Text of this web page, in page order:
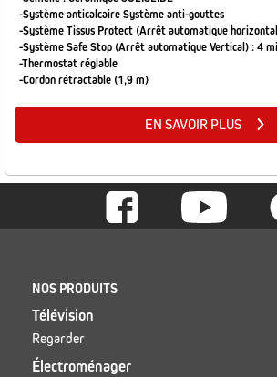
-Système anticalcaire Système anti-gouttes
-Système Tissus Protect (Arrêt automatique
-Système Safe Stop (Arrêt automatique Vertical) : 4
-Thermostat réglable
-Cordon rétractable (1,9 m)
EN SAVOIR PLUS
-
NOS PRODUITS
Télévision
Regarder
Électroménager